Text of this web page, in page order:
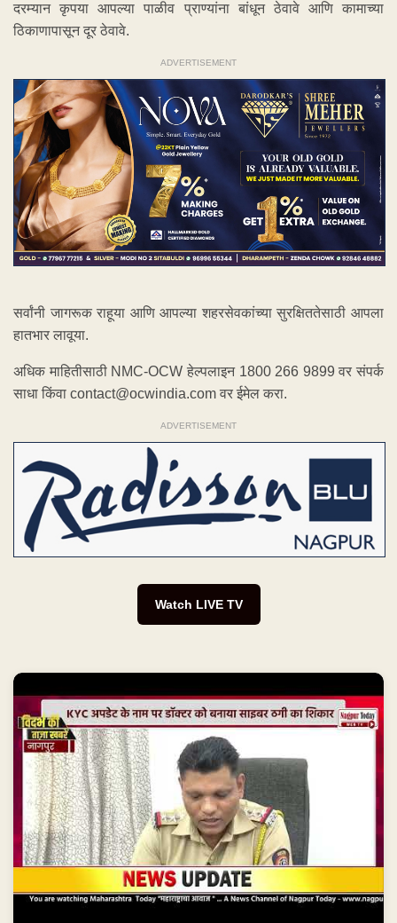
दरम्यान कृपया आपल्या पाळीव प्राण्यांना बांधून ठेवावे आणि कामाच्या
ठिकाणापासून दूर ठेवावे.
ADVERTISEMENT
सर्वांनी जागरूक राहूया आणि आपल्या शहरसेवकांच्या सुरक्षिततेसाठी आपला
हातभार लावूया.
अधिक माहितीसाठी NMC-OCW हेल्पलाइन 1800 266 9899 वर संपर्क
साधा किंवा contact@ocwindia.com वर ईमेल करा.
ADVERTISEMENT
Watch LIVE TV